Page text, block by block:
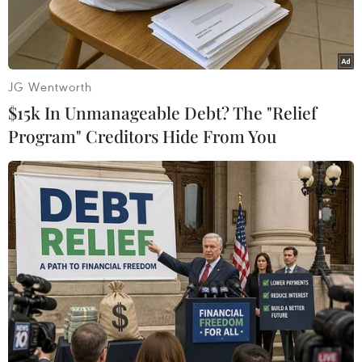
22/07/2024 10:20
Tin nóng 22/7: Bão số 2 mạnh
trở lại, hướng về Quảng Ninh
- Hải Phòng
Dự báo trong chiều và đêm 22/7, khi đi vào vịnh Bắc Bộ, do
gặp điều kiện thuận lợi, bão số 2 sẽ mạnh trở lại, di chuyển
chậm, kéo dài thời gian tác động của bão đến thời tiết biển và
đất liền nước ta.
Theo dõi VietnamPlus
Bản tin 60s ngày 22/7/2024 gồm những nội
JG Wentworth
$15k In Unmanageable Debt? The "Relief
Program" Creditors Hide From You